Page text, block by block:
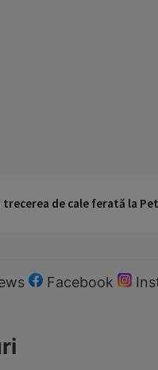
trecerea de cale ferată la
Facebook